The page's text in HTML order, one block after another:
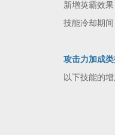
新增英霸效
技能冷却期
攻击力加成
以下技能的